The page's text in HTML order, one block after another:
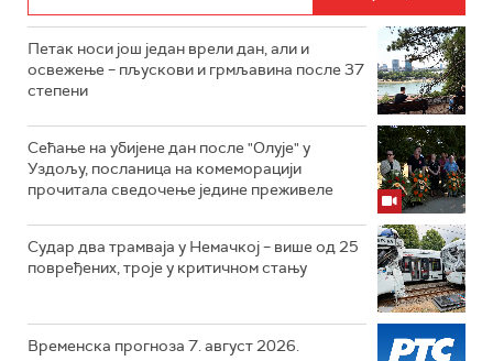
Петак носи још један врели дан, али и
освежење – пљускови и грмљавина после 37
степени
Сећање на убијене дан после "Олује" у
Уздољу, посланица на комеморацији
прочитала сведочење једине преживеле
Судар два трамваја у Немачкој – више од 25
повређених, троје у критичном стању
Временска прогноза 7. август 2026.